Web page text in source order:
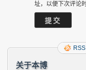
址，以便下次评论
关于本博